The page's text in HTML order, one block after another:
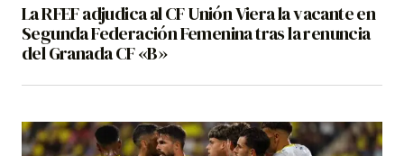
La RFEF adjudica al CF Unión Viera la vacante en
Segunda Federación Femenina tras la renuncia
del Granada CF «B»